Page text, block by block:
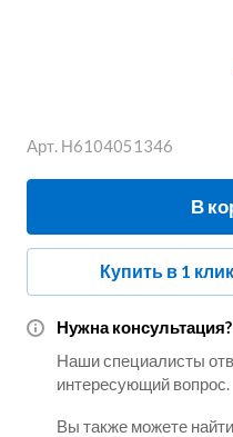
Арт. Н6104051346
В
Купить в 1 клик
Нужна консультация?
Наши специалисты
интересующий вопрос.
Вы также можете